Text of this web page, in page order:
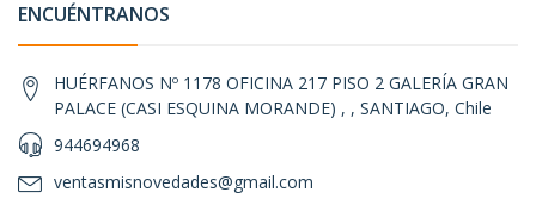
ENCUÉNTRANOS
HUÉRFANOS Nº 1178 OFICINA 217 PISO 2 GALERÍA GRAN
PALACE (CASI ESQUINA MORANDE) , , SANTIAGO, Chile
944694968
ventasmisnovedades@gmail.com